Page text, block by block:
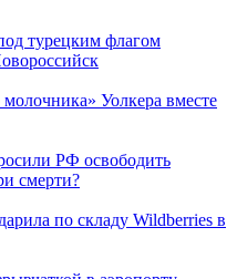
турецким флагом
молочника» Уолкера вместе
РФ освободить
смерти?
по складу Wildberries в